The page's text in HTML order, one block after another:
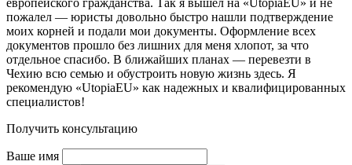
европейского гражданства. Так я вышел на «UtopiaEU» и не
пожалел — юристы довольно быстро нашли подтверждение
моих корней и подали мои документы. Оформление всех
документов прошло без лишних для меня хлопот, за что
отдельное спасибо. В ближайших планах — перевезти в
Чехию всю семью и обустроить новую жизнь здесь. Я
рекомендую «UtopiaEU» как надежных и квалифицированных
специалистов!
Получить консультацию
Ваше имя